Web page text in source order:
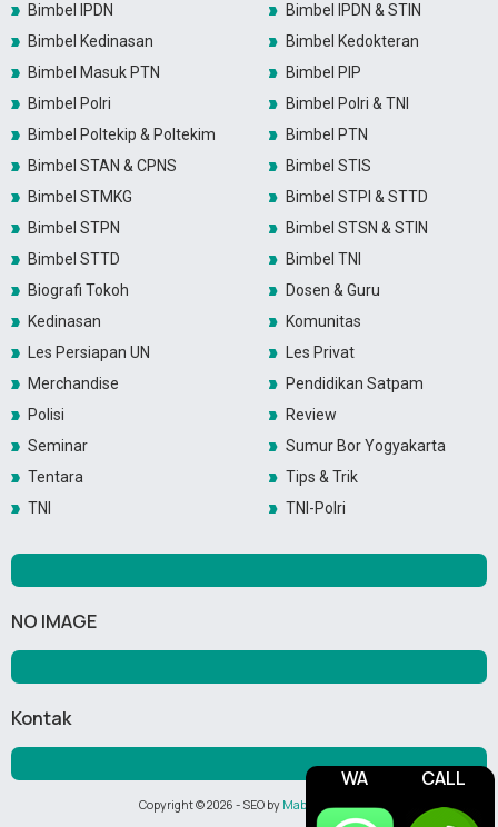
WA CALL
Bimbel IPDN
Bimbel IPDN & STIN
Bimbel Kedinasan
Bimbel Kedokteran
Bimbel Masuk PTN
Bimbel PIP
Bimbel Polri
Bimbel Polri & TNI
Bimbel Poltekip & Poltekim
Bimbel PTN
Bimbel STAN & CPNS
Bimbel STIS
Bimbel STMKG
Bimbel STPI & STTD
Bimbel STPN
Bimbel STSN & STIN
Bimbel STTD
Bimbel TNI
Biografi Tokoh
Dosen & Guru
Kedinasan
Komunitas
Les Persiapan UN
Les Privat
Merchandise
Pendidikan Satpam
Polisi
Review
Seminar
Sumur Bor Yogyakarta
Tentara
Tips & Trik
TNI
TNI-Polri
NO IMAGE
Kontak
Copyright ©2026 - SEO by Maboor Media